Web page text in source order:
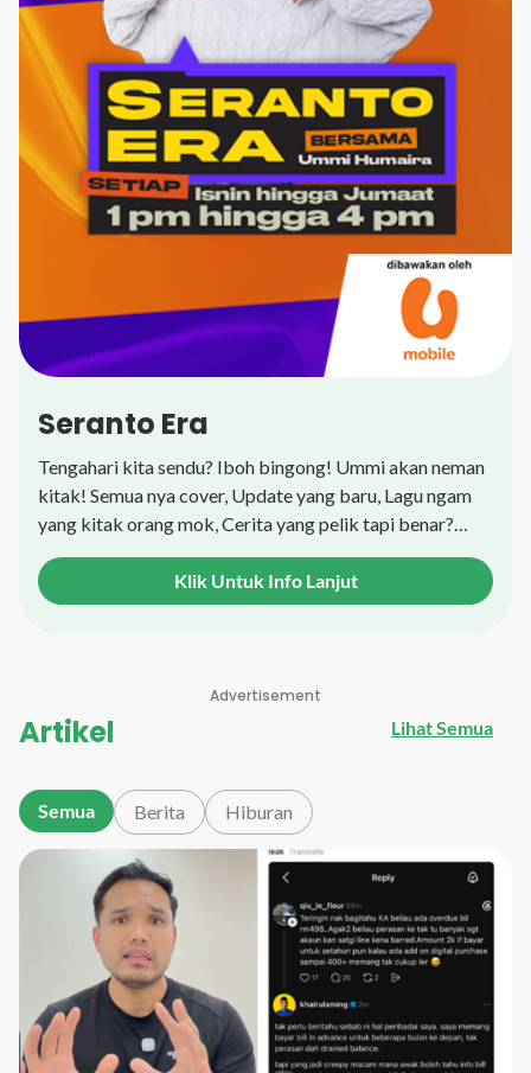
Seranto Era
Tengahari kita sendu? Iboh bingong! Ummi akan neman
kitak! Semua nya cover, Update yang baru, Lagu ngam
yang kitak orang mok, Cerita yang pelik tapi benar?
Macam-macam lagik lah Seranto Era bersama Ummi
yang sentiasa ready nak teman kitak orang setiap Isnin
sampe Jumaat Jam 1 hingga 4 petang. Hanya di ERA
Klik Untuk Info Lanjut
Advertisement
Artikel Lihat Semua
Semua Berita Hiburan